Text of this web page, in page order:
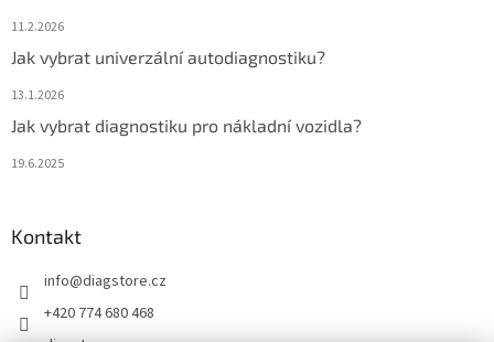
11.2.2026
Jak vybrat univerzální autodiagnostiku?
13.1.2026
Jak vybrat diagnostiku pro nákladní vozidla?
19.6.2025
Kontakt
info@diagstore.cz
+420 774 680 468